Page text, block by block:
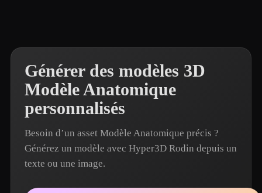
Générer des modèles 3D
Modèle Anatomique
personnalisés
Besoin d’un asset Modèle Anatomique précis ?
Générez un modèle avec Hyper3D Rodin depuis un
texte ou une image.